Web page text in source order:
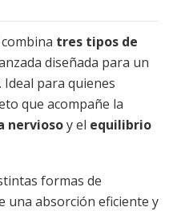
combina tres tipos de
diseñada para un
para quienes
que acompañe la
nerviosoy el equilibrio
formas de
una absorción eficiente y